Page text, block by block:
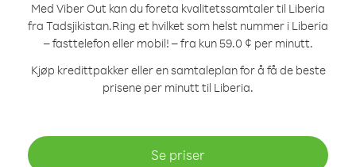
Med Viber Out kan du foreta kvalitetssamtaler til Liberia
fra Tadsjikistan.Ring et hvilket som helst nummer i Liberia
– fasttelefon eller mobil! – fra kun 59.0 ¢ per minutt.
Kjøp kredittpakker eller en samtaleplan for å få de beste
prisene per minutt til Liberia.
Se priser